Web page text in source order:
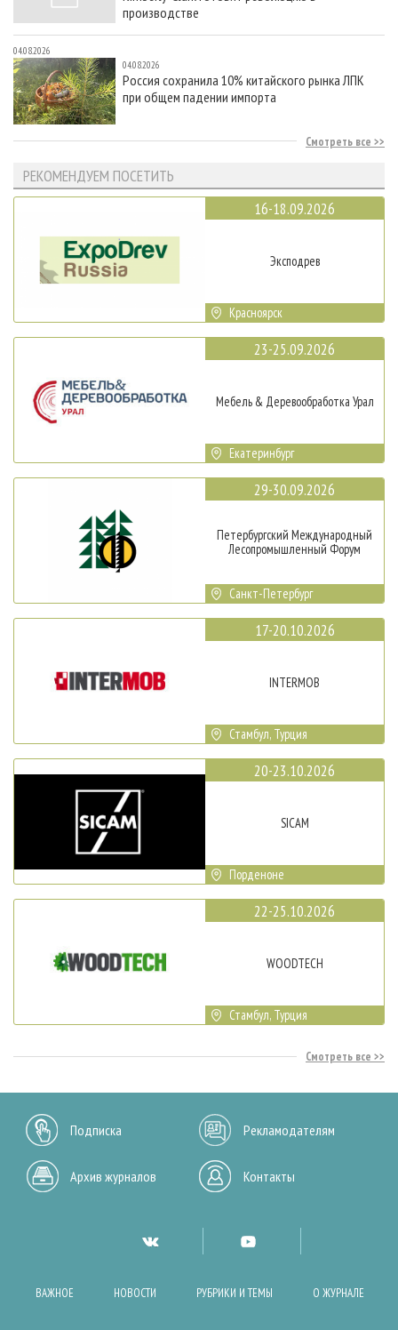
производстве
04.08.2026
04.08.2026
Россия сохранила 10% китайского рынка ЛПК
при общем падении импорта
Смотреть все
РЕКОМЕНДУЕМ ПОСЕТИТЬ
16-18.09.2026
Эксподрев
Красноярск
23-25.09.2026
Мебель & Деревообработка Урал
Екатеринбург
29-30.09.2026
Петербургский Международный
Лесопромышленный Форум
Санкт-Петербург
17-20.10.2026
INTERMOB
Стамбул, Турция
20-23.10.2026
SICAM
Порденоне
22-25.10.2026
WOODTECH
Стамбул, Турция
Смотреть все
Подписка Рекламодателям
Архив журналов Контакты
ВАЖНОЕ НОВОСТИ РУБРИКИ И ТЕМЫ О ЖУРНАЛЕ